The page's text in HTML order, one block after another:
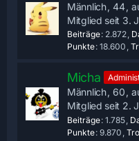
Männlich 44
Mitglied seit 3.
Beiträge 2.872
Punkte 18.600
Micha
Männlich 60
Mitglied seit 2.
Beiträge 1.785
Punkte 9.870